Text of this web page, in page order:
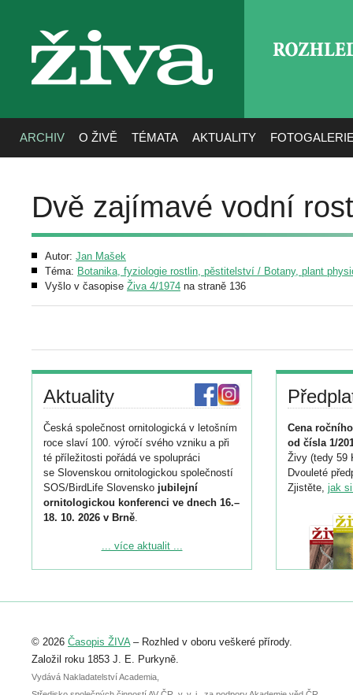
živa
ARCHIV O ŽIVĚ TÉMATA AKTUALITY
Dvě zajímavé vodní
Autor: Jan Mašek
Téma: Botanika, fyziologie rostlin, pěstitelství / Botany, plant
Vyšlo v časopise Živa 4/1974 na straně 136
Aktuality
Česká společnost ornitologická v letošním
roce slaví 100. výročí svého vzniku a při
té příležitosti pořádá ve spolupráci
se Slovenskou ornitologickou společností
SOS/BirdLife Slovensko jubilejní
ornitologickou konferenci ve dnech 16.–
18. 10. 2026 v Brně.
Podrobnější informace ke konferenci
Registrovat se můžete do 6. září.
abstraktu přihlášené přednášky nebo
posteru je už 30. června.
... více aktualit ...
Cena
od čísla 1/
Živy (tedy 59
Dvouleté
Zjistěte, jak
© 2026 Časopis ŽIVA– Rozhled v oboru veškeré přírody.
Založil roku 1853 J. E. Purkyně.
Vydává Nakladatelství Academia,